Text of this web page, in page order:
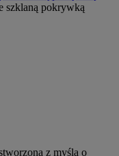
szklaną pokrywką
z myślą o